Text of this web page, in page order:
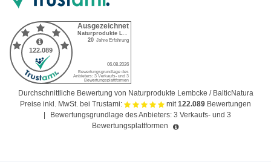
Durchschnittliche Bewertung von Naturprodukte Lembcke / BalticNatura
Preise inkl. MwSt. bei Trustami:
mit122.089 Bewertungen
Bewertungsgrundlage des Anbieters: 3 Verkaufs- und 3
Bewertungsplattformen